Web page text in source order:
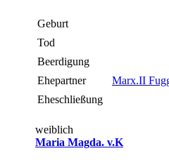
Geburt
Tod
Beerdigung
Ehepartner
Marx.II
Eheschließung
weiblich
Maria Magda. v.K